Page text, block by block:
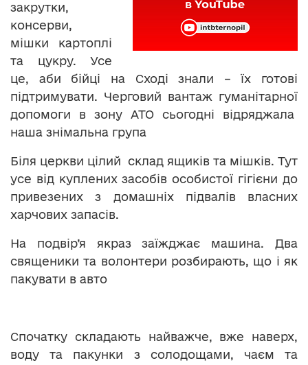
закрутки,
консерви,
мішки картоплі
та цукру. Усе
це, аби бійці на Сході знали – їх готові
підтримувати. Черговий вантаж гуманітарної
допомоги в зону АТО сьогодні відряджала
наша знімальна група
Біля церкви цілий склад ящиків та мішків. Тут
усе від куплених засобів особистої гігієни до
привезених з домашніх підвалів власних
харчових запасів.
На подвір’я якраз заїжджає машина. Два
священики та волонтери розбирають, що і як
пакувати в авто
Спочатку складають найважче, вже наверх,
воду та пакунки з солодощами, чаєм та